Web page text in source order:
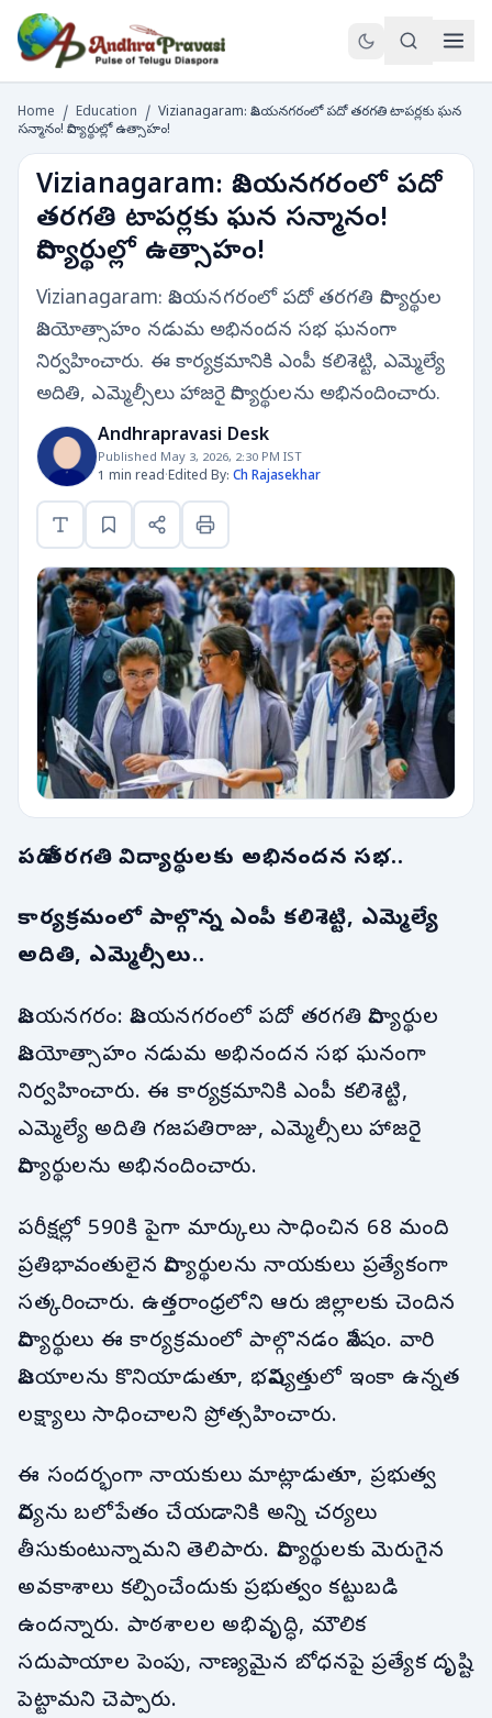
Home / Education / Vizianagaram: విజయనగరంలో పదో తరగతి టాపర్లకు ఘన
సన్మానం! విద్యార్థుల్లో ఉత్సాహం!
Vizianagaram: విజయనగరంలో పదో
తరగతి టాపర్లకు ఘన సన్మానం!
విద్యార్థుల్లో ఉత్సాహం!
Vizianagaram: విజయనగరంలో పదో తరగతి విద్యార్థుల
విజయోత్సాహం నడుమ అభినందన సభ ఘనంగా
నిర్వహించారు. ఈ కార్యక్రమానికి ఎంపీ కలిశెట్టి, ఎమ్మెల్యే
అదితి, ఎమ్మెల్సీలు హాజరై విద్యార్థులను అభినందించారు.
Andhrapravasi Desk
Published May 3, 2026, 2:30 PM IST
1 min read·Edited By: Ch Rajasekhar
పదో తరగతి విద్యార్థులకు అభినందన సభ..
కార్యక్రమంలో పాల్గొన్న ఎంపీ కలిశెట్టి, ఎమ్మెల్యే
అదితి, ఎమ్మెల్సీలు..
విజయనగరం: విజయనగరంలో పదో తరగతి విద్యార్థుల
విజయోత్సాహం నడుమ అభినందన సభ ఘనంగా
నిర్వహించారు. ఈ కార్యక్రమానికి ఎంపీ కలిశెట్టి,
ఎమ్మెల్యే అదితి గజపతిరాజు, ఎమ్మెల్సీలు హాజరై
విద్యార్థులను అభినందించారు.
పరీక్షల్లో 590కి పైగా మార్కులు సాధించిన 68 మంది
ప్రతిభావంతులైన విద్యార్థులను నాయకులు ప్రత్యేకంగా
సత్కరించారు. ఉత్తరాంధ్రలోని ఆరు జిల్లాలకు చెందిన
విద్యార్థులు ఈ కార్యక్రమంలో పాల్గొనడం విశేషం. వారి
విజయాలను కొనియాడుతూ, భవిష్యత్తులో ఇంకా ఉన్నత
లక్ష్యాలు సాధించాలని ప్రోత్సహించారు.
ఈ సందర్భంగా నాయకులు మాట్లాడుతూ, ప్రభుత్వ
విద్యను బలోపేతం చేయడానికి అన్ని చర్యలు
తీసుకుంటున్నామని తెలిపారు. విద్యార్థులకు మెరుగైన
అవకాశాలు కల్పించేందుకు ప్రభుత్వం కట్టుబడి
ఉందన్నారు. పాఠశాలల అభివృద్ధి, మౌలిక
సదుపాయాల పెంపు, నాణ్యమైన బోధనపై ప్రత్యేక దృష్టి
పెట్టామని చెప్పారు.